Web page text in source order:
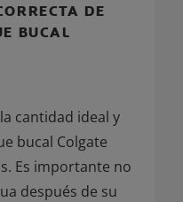
DE
BUCAL
cantidad ideal y
bucal Colgate
Es importante no
después de su